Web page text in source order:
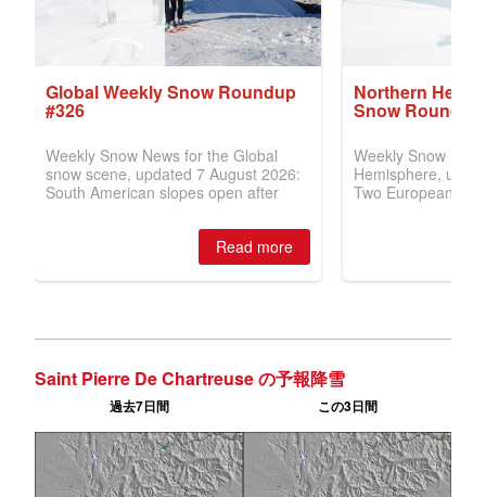
Saint Pierre De Chartreuse の予報降雪
過去7日間 この3日間